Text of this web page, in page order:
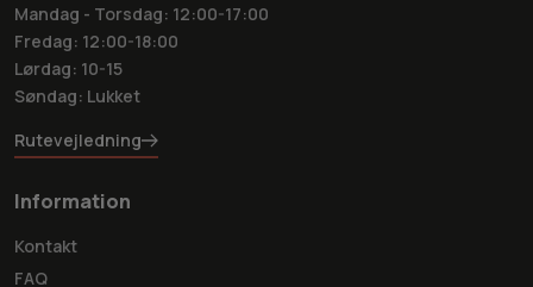
Mandag - Torsdag: 12:00-17:00
Fredag: 12:00-18:00
Lørdag: 10-15
Søndag: Lukket
Rutevejledning
Information
Kontakt
FAQ